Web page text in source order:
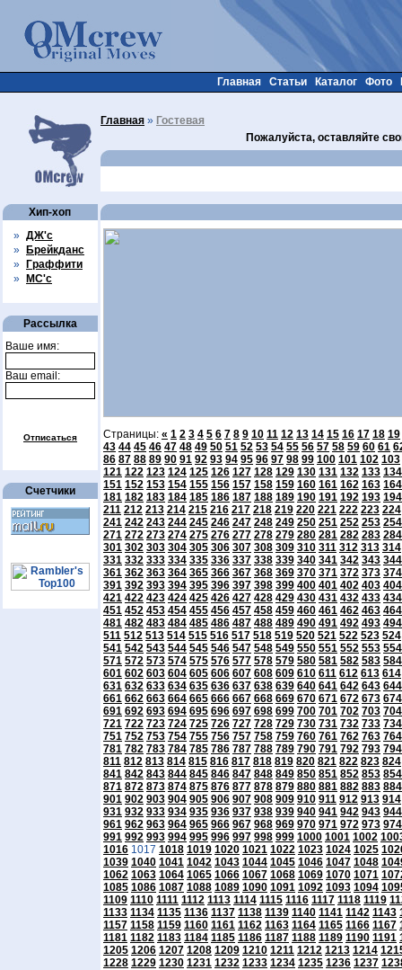
Хип-хоп
» ДЖ'с
»
Брейкданс
»
Граффити
»
МС'с
Рассылка
Ваше имя:
Ваш email:
Отписаться
Счетчики
Главная Статьи Каталог Фото
Главная » Гостевая
Пожалуйста, оставляйте
Страницы: « 1 2 3 4 5 6 7 8 9 10 11 12 13 14 15 16 17 18 19
43 44 45 46 47 48 49 50 51 52 53 54 55 56 57 58 59 60 61
86 87 88 89 90 91 92 93 94 95 96 97 98 99 100 101 102 103
121 122 123 124 125 126 127 128 129 130 131 132 133 134
151 152 153 154 155 156 157 158 159 160 161 162 163 164
181 182 183 184 185 186 187 188 189 190 191 192 193 194
211 212 213 214 215 216 217 218 219 220 221 222 223 224
241 242 243 244 245 246 247 248 249 250 251 252 253 254
271 272 273 274 275 276 277 278 279 280 281 282 283 284
301 302 303 304 305 306 307 308 309 310 311 312 313 314
331 332 333 334 335 336 337 338 339 340 341 342 343 344
361 362 363 364 365 366 367 368 369 370 371 372 373 374
391 392 393 394 395 396 397 398 399 400 401 402 403 404
421 422 423 424 425 426 427 428 429 430 431 432 433 434
451 452 453 454 455 456 457 458 459 460 461 462 463 464
481 482 483 484 485 486 487 488 489 490 491 492 493 494
511 512 513 514 515 516 517 518 519 520 521 522 523 524
541 542 543 544 545 546 547 548 549 550 551 552 553 554
571 572 573 574 575 576 577 578 579 580 581 582 583 584
601 602 603 604 605 606 607 608 609 610 611 612 613 614
631 632 633 634 635 636 637 638 639 640 641 642 643 644
661 662 663 664 665 666 667 668 669 670 671 672 673 674
691 692 693 694 695 696 697 698 699 700 701 702 703 704
721 722 723 724 725 726 727 728 729 730 731 732 733 734
751 752 753 754 755 756 757 758 759 760 761 762 763 764
781 782 783 784 785 786 787 788 789 790 791 792 793 794
811 812 813 814 815 816 817 818 819 820 821 822 823 824
841 842 843 844 845 846 847 848 849 850 851 852 853 854
871 872 873 874 875 876 877 878 879 880 881 882 883 884
901 902 903 904 905 906 907 908 909 910 911 912 913 914
931 932 933 934 935 936 937 938 939 940 941 942 943 944
961 962 963 964 965 966 967 968 969 970 971 972 973 974
991 992 993 994 995 996 997 998 999 1000 1001 1002
1016 1017 1018 1019 1020 1021 1022 1023 1024 1025
1039 1040 1041 1042 1043 1044 1045 1046 1047 1048
1062 1063 1064 1065 1066 1067 1068 1069 1070 1071
1085 1086 1087 1088 1089 1090 1091 1092 1093 1094
1109 1110 1111 1112 1113 1114 1115 1116 1117 1118 1119
1133 1134 1135 1136 1137 1138 1139 1140 1141 1142 1143
1157 1158 1159 1160 1161 1162 1163 1164 1165 1166 1167
1181 1182 1183 1184 1185 1186 1187 1188 1189 1190 1191
1205 1206 1207 1208 1209 1210 1211 1212 1213 1214
1228 1229 1230 1231 1232 1233 1234 1235 1236 1237